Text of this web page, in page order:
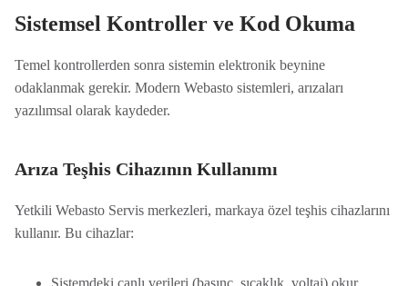
Sistemsel Kontroller ve Kod Okuma
Temel kontrollerden sonra sistemin elektronik beynine
odaklanmak gerekir. Modern Webasto sistemleri, arızaları
yazılımsal olarak kaydeder.
Arıza Teşhis Cihazının Kullanımı
Yetkili Webasto Servis merkezleri, markaya özel teşhis cihazlarını
kullanır. Bu cihazlar:
Sistemdeki canlı verileri (basınç, sıcaklık, voltaj) okur.